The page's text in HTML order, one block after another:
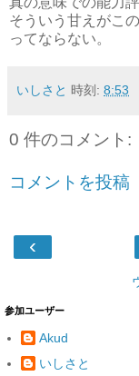
そういう甘えがこ
ってならない。
いしさと 時刻: 8:53
0 件のコメント:
コメントを投稿
‹
参加ユーザー
Akud
いしさと